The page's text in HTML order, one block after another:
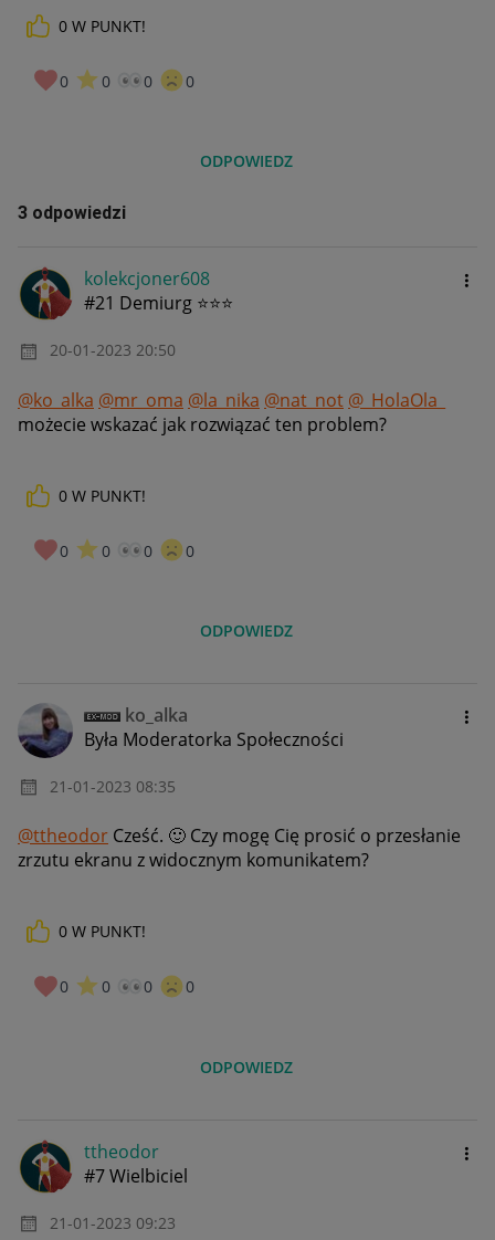
0 W PUNKT!
0 0 0 0
ODPOWIEDZ
3 odpowiedzi
kolekcjoner608
#21 Demiurg ⭐⭐⭐
‎20-01-2023 20:50
@ko_alka @mr_oma @la_nika @nat_not @_HolaOla_
możecie wskazać jak rozwiązać ten problem?
0 W PUNKT!
0 0 0 0
ODPOWIEDZ
ko_alka
Była Moderatorka Społeczności
‎21-01-2023 08:35
@ttheodor Cześć. 🙂 Czy mogę Cię prosić o przesłanie
zrzutu ekranu z widocznym komunikatem?
0 W PUNKT!
0 0 0 0
ODPOWIEDZ
ttheodor
#7 Wielbiciel
‎21-01-2023 09:23